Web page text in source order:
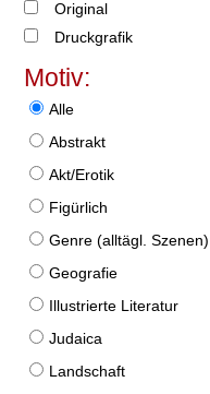
Original
Druckgrafik
Motiv:
Alle
Abstrakt
Akt/Erotik
Figürlich
Genre (alltägl. Szenen)
Geografie
Illustrierte Literatur
Judaica
Landschaft